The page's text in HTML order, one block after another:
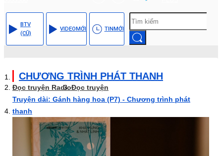
BTV
(CŨ)
VIDEOMỚI TINMỚI
CHƯƠNG TRÌNH PHÁT THANH
Đọc truyện RadioĐọc truyện
Truyện dài: Gánh hàng hoa (P7) - Chương trình phát
thanh